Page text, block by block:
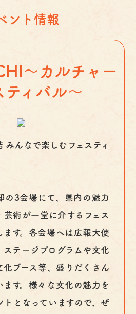
ント情報
～カルチャー
ティバル～
みんなで楽しむフェスティ
の3会場にて、県内の魅力
芸術が一堂に介するフェス
ます。各会場へは広報大使
ステージプログラムや文化
化ブース等、盛りだくさん
ます。様々な文化の魅力を
トとなっていますので、ぜ